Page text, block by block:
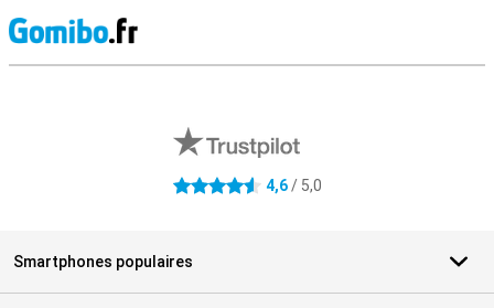
4.6 étoiles 4,6/ 5,0
Smartphones populaires